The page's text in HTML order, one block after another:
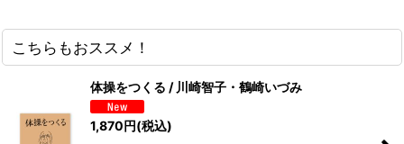
こちらもおススメ！
体操をつくる / 川崎智子・鶴崎いづみ
1,870円(税込)